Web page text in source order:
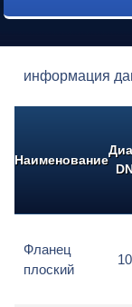
информация
Наименование
Фланец
плоский
10